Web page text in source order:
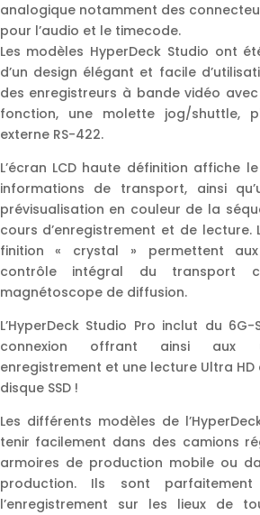
analogique notamment des
pour l’audio et le timecode.
Les modèles HyperDeck Studio ont
d’un design élégant et facile
des enregistreurs à bande vidéo
fonction, une molette jog/shuttle,
externe RS-422.
L’écran LCD haute définition affiche
informations de transport, ainsi
prévisualisation en couleur de la
cours d’enregistrement et de lecture.
finition « crystal » permettent
contrôle intégral du transport
magnétoscope de diffusion.
L’HyperDeck Studio Pro inclut du
connexion offrant ainsi aux
enregistrement et une lecture Ultra HD
disque SSD !
Les différents modèles de
tenir facilement dans des camions
armoires de production mobile ou
production. Ils sont
l’enregistrement sur les lieux de